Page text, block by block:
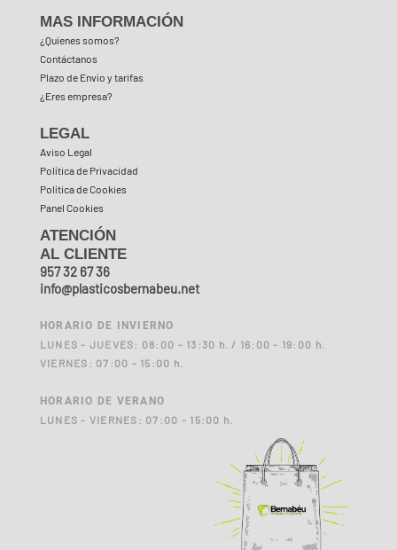
MAS INFORMACIÓN
¿Quienes somos?
Contáctanos
Plazo de Envío y tarifas
¿Eres empresa?
LEGAL
Aviso Legal
Política de Privacidad
Política de Cookies
Panel Cookies
ATENCIÓN
AL CLIENTE
957 32 67 36
info@plasticosbernabeu.net
HORARIO DE INVIERNO
LUNES - JUEVES: 08:00 - 13:30 h. / 16:00 - 19:00 h.
VIERNES: 07:00 - 15:00 h.
HORARIO DE VERANO
LUNES - VIERNES: 07:00 - 15:00 h.